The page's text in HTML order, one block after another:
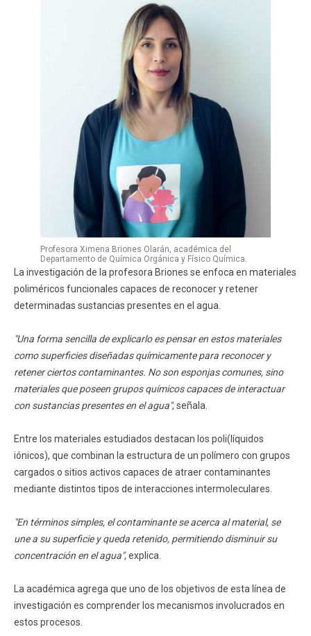
Profesora Ximena Briones Olarán, académica del
Departamento de Química Orgánica y Físico Química.
La investigación de la profesora Briones se enfoca en materiales
poliméricos funcionales capaces de reconocer y retener
determinadas sustancias presentes en el agua.
"Una forma sencilla de explicarlo es pensar en estos materiales
como superficies diseñadas químicamente para reconocer y
retener ciertos contaminantes. No son esponjas comunes, sino
materiales que poseen grupos químicos capaces de interactuar
con sustancias presentes en el agua", señala.
Entre los materiales estudiados destacan los poli(líquidos
iónicos), que combinan la estructura de un polímero con grupos
cargados o sitios activos capaces de atraer contaminantes
mediante distintos tipos de interacciones intermoleculares.
"En términos simples, el contaminante se acerca al material, se
une a su superficie y queda retenido, permitiendo disminuir su
concentración en el agua", explica.
La académica agrega que uno de los objetivos de esta línea de
investigación es comprender los mecanismos involucrados en
estos procesos.